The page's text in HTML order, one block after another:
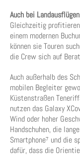
Auch bei
Gleichzeitig
einem modernen
können sie Touren
die Crew sich auf
Auch außerhalb des
mobilen Begleiter
Küstenstraßen
nutzen das Galaxy
Wind oder hoher
Handschuhen, die
Smartphone⁷ und die
dafür, dass die